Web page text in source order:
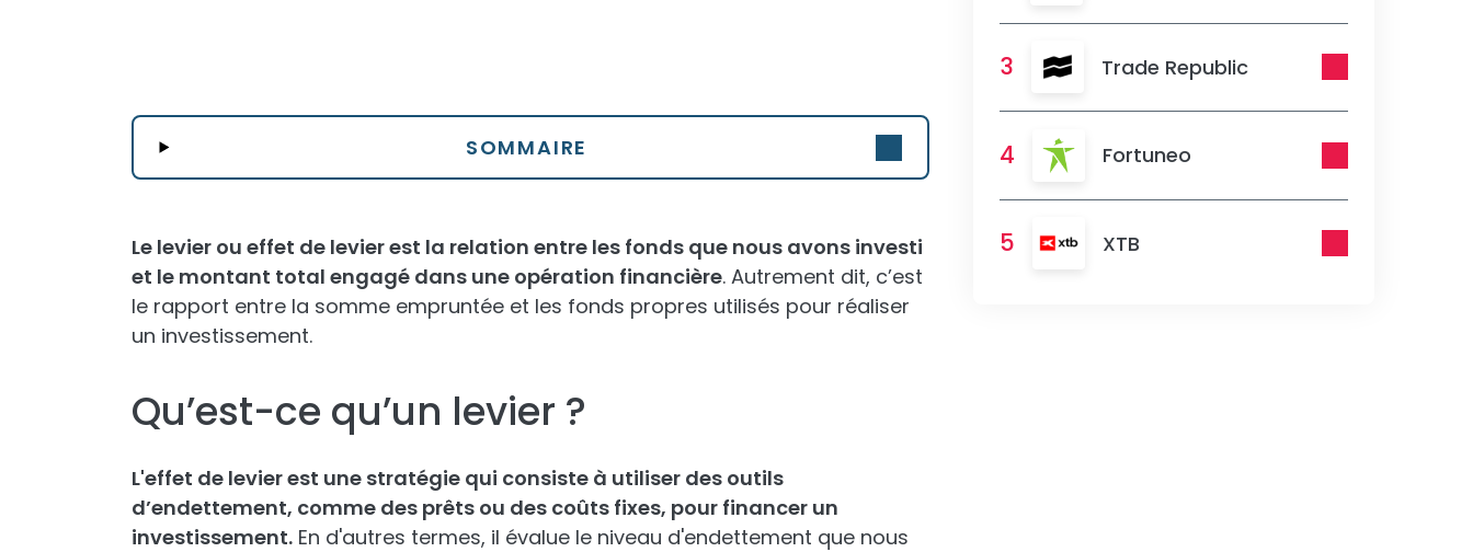
SOMMAIRE
Le levier ou effet de levier est la relation entre les fonds que nous avons investi
et le montant total engagé dans une opération financière. Autrement dit, c’est
le rapport entre la somme empruntée et les fonds propres utilisés pour réaliser
un investissement.
Qu’est-ce qu’un levier ?
L'effet de levier est une stratégie qui consiste à utiliser des outils
d’endettement, comme des prêts ou des coûts fixes, pour financer un
investissement. En d'autres termes, il évalue le niveau d'endettement que nous
3 Trade Republic
4 Fortuneo
5 XTB